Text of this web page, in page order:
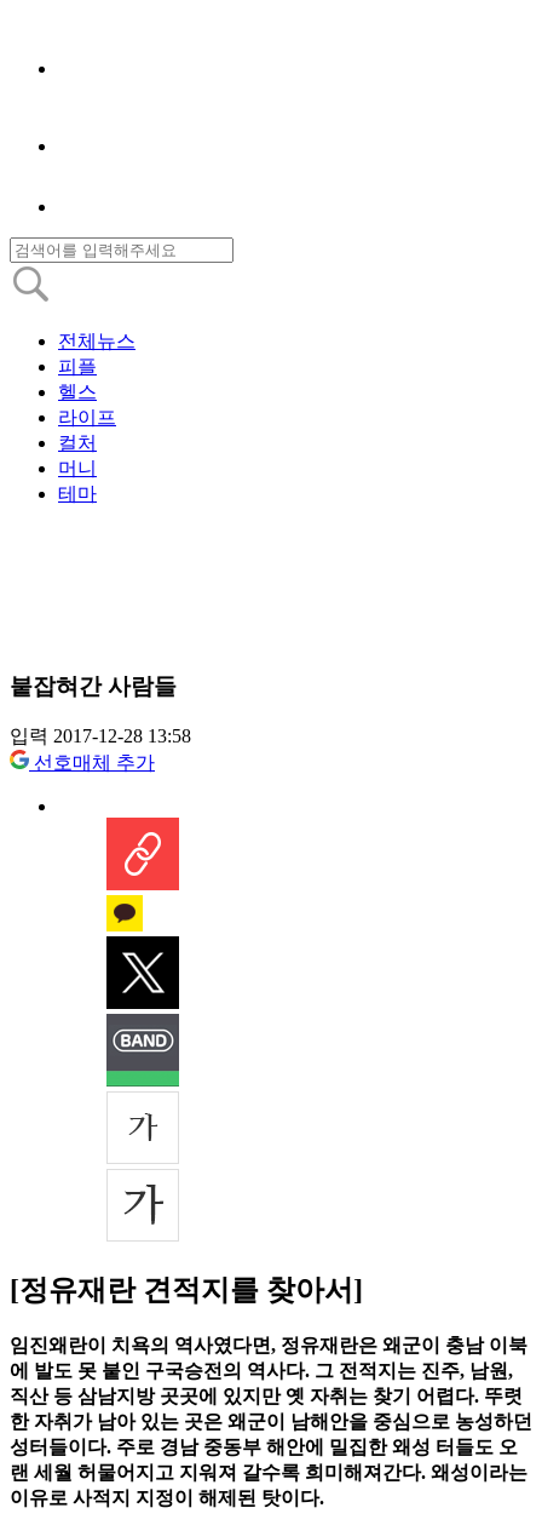
전체뉴스
피플
헬스
라이프
컬처
머니
테마
붙잡혀간 사람들
입력 2017-12-28 13:58
선호매체 추가
[정유재란 견적지를 찾아서]
임진왜란이 치욕의 역사였다면, 정유재란은 왜군이 충남 이북
에 발도 못 붙인 구국승전의 역사다. 그 전적지는 진주, 남원,
직산 등 삼남지방 곳곳에 있지만 옛 자취는 찾기 어렵다. 뚜렷
한 자취가 남아 있는 곳은 왜군이 남해안을 중심으로 농성하던
성터들이다. 주로 경남 중동부 해안에 밀집한 왜성 터들도 오
랜 세월 허물어지고 지워져 갈수록 희미해져간다. 왜성이라는
이유로 사적지 지정이 해제된 탓이다.